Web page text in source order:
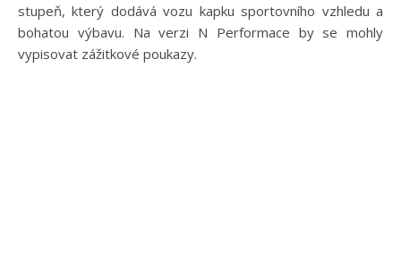
stupeň, který dodává vozu kapku sportovního vzhledu a
bohatou výbavu. Na verzi N Performace by se mohly
vypisovat zážitkové poukazy.